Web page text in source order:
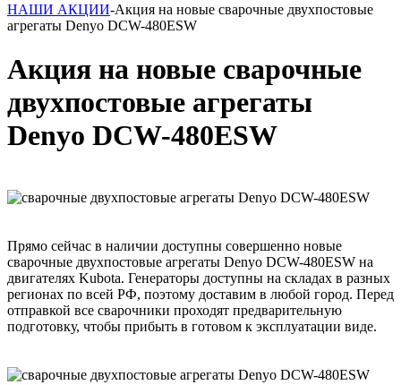
НАШИ АКЦИИ-Акция на новые сварочные двухпостовые
агрегаты Denyo DCW-480ESW
Акция на новые сварочные
двухпостовые агрегаты
Denyo DCW-480ESW
Прямо сейчас в наличии доступны совершенно новые
сварочные двухпостовые агрегаты Denyo DCW-480ESW на
двигателях Kubota. Генераторы доступны на складах в разных
регионах по всей РФ, поэтому доставим в любой город. Перед
отправкой все сварочники проходят предварительную
подготовку, чтобы прибыть в готовом к эксплуатации виде.